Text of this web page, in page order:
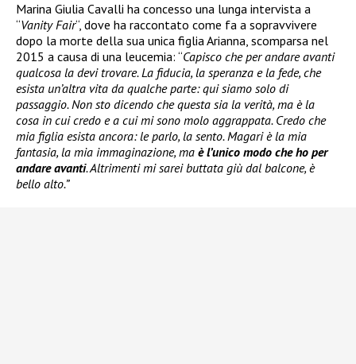
Marina Giulia Cavalli ha concesso una lunga intervista a
“Vanity Fair“, dove ha raccontato come fa a sopravvivere
dopo la morte della sua unica figlia Arianna, scomparsa nel
2015 a causa di una leucemia: “Capisco che per andare avanti
qualcosa la devi trovare. La fiducia, la speranza e la fede, che
esista un’altra vita da qualche parte: qui siamo solo di
passaggio. Non sto dicendo che questa sia la verità, ma è la
cosa in cui credo e a cui mi sono molo aggrappata. Credo che
mia figlia esista ancora: le parlo, la sento. Magari è la mia
fantasia, la mia immaginazione, ma è l’unico modo che ho per
andare avanti. Altrimenti mi sarei buttata giù dal balcone, è
bello alto.”